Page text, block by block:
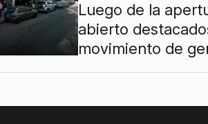
Luego de la
abierto
movimiento de